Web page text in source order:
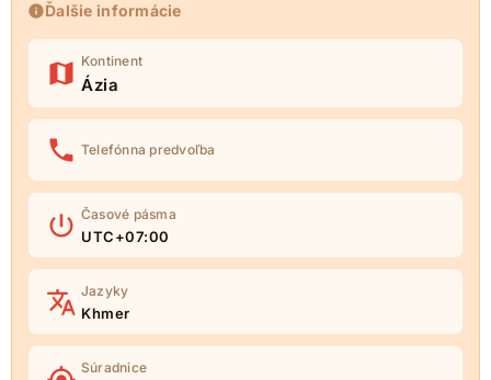
Ďalšie informácie
Kontinent
Ázia
Telefónna predvoľba
Časové pásma
UTC+07:00
Jazyky
Khmer
Súradnice